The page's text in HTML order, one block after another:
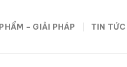
– GIẢI PHÁP TIN TỨC